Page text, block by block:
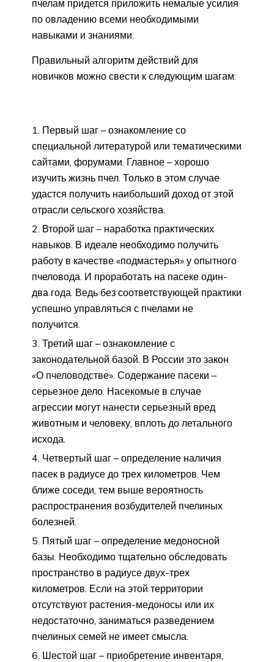
пчелам придется приложить немалые усилия
по овладению всеми необходимыми
навыками и знаниями.
Правильный алгоритм действий для
новичков можно свести к следующим шагам:
Первый шаг – ознакомление со
специальной литературой или тематическими
сайтами, форумами. Главное – хорошо
изучить жизнь пчел. Только в этом случае
удастся получить наибольший доход от этой
отрасли сельского хозяйства.
Второй шаг – наработка практических
навыков. В идеале необходимо получить
работу в качестве «подмастерья» у опытного
пчеловода. И проработать на пасеке один-
два года. Ведь без соответствующей практики
успешно управляться с пчелами не
получится.
Третий шаг – ознакомление с
законодательной базой. В России это закон
«О пчеловодстве». Содержание пасеки –
серьезное дело. Насекомые в случае
агрессии могут нанести серьезный вред
животным и человеку, вплоть до летального
исхода.
Четвертый шаг – определение наличия
пасек в радиусе до трех километров. Чем
ближе соседи, тем выше вероятность
распространения возбудителей пчелиных
болезней.
Пятый шаг – определение медоносной
базы. Необходимо тщательно обследовать
пространство в радиусе двух-трех
километров. Если на этой территории
отсутствуют растения-медоносы или их
недостаточно, заниматься разведением
пчелиных семей не имеет смысла.
Шестой шаг – приобретение инвентаря,